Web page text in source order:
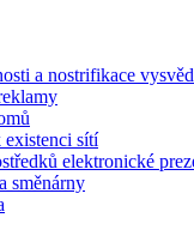
a nostrifikace
existenci sítí
elektronické
směnárny